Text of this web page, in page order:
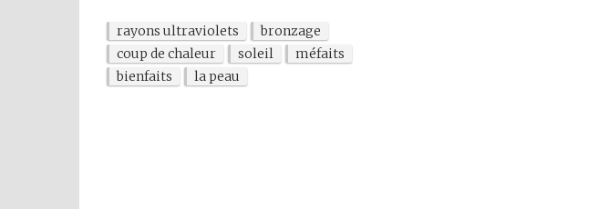
rayons ultraviolets
bronzage
coup de chaleur
soleil
méfaits
bienfaits
la peau